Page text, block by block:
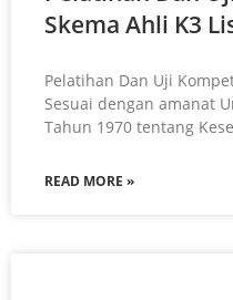
Skema Ahli K3
Pelatihan Dan Uji
Sesuai dengan amanat
Tahun 1970 tentang
READ MORE »